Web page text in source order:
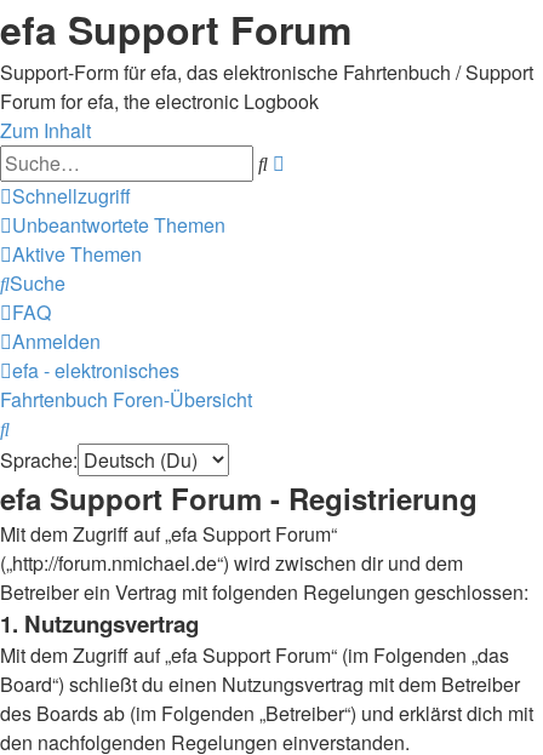
efa Support Forum
Support-Form für efa, das elektronische Fahrtenbuch / Support
Forum for efa, the electronic Logbook
Zum Inhalt
Suche
Schnellzugriff
Unbeantwortete Themen
Aktive Themen
Suche
FAQ
Anmelden
efa - elektronisches
Fahrtenbuch Foren-Übersicht
Suche
Sprache:
efa Support Forum - Registrierung
Mit dem Zugriff auf „efa Support Forum“
(„http://forum.nmichael.de“) wird zwischen dir und dem
Betreiber ein Vertrag mit folgenden Regelungen geschlossen:
1. Nutzungsvertrag
Mit dem Zugriff auf „efa Support Forum“ (im Folgenden „das
Board“) schließt du einen Nutzungsvertrag mit dem Betreiber
des Boards ab (im Folgenden „Betreiber“) und erklärst dich mit
den nachfolgenden Regelungen einverstanden.